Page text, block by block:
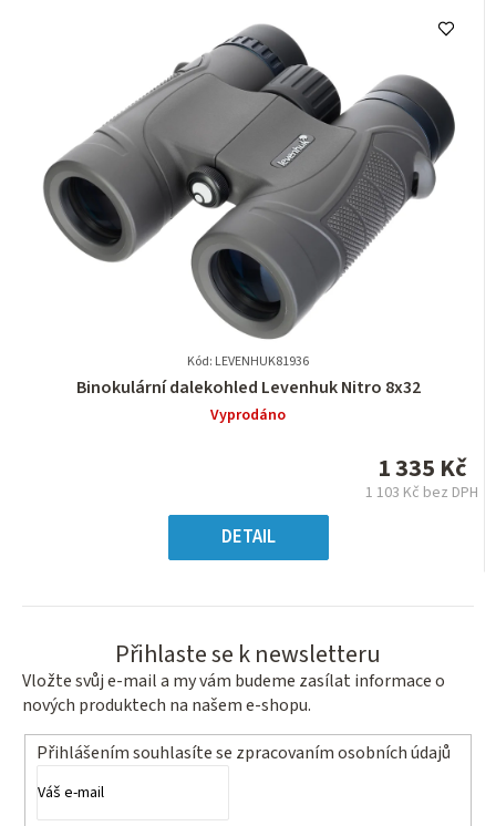
Kód: LEVENHUK81936
Průměrné
hodnocení
5
hvězdiček.
Binokulární dalekohled Levenhuk Nitro 8x32
Vyprodáno
1 335 Kč
1 103 Kč bez DPH
DETAIL
Přihlaste se k newsletteru
Vložte svůj e-mail a my vám budeme zasílat informace o
nových produktech na našem e-shopu.
Přihlášením souhlasíte se zpracovaním osobních údajů